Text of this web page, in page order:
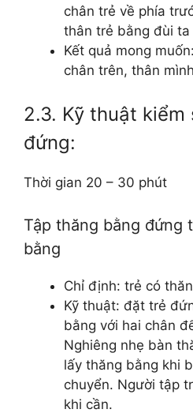
chân trẻ về phía
thân trẻ bằng đùi
Kết quả mong
chân trên, thân
2.3. Kỹ thuật
đứng:
Thời gian 20 – 30 phút
Tập thăng bằng đứng
bằng
Chỉ định: trẻ có
Kỹ thuật: đặt trẻ
bằng với hai chân
Nghiêng nhẹ bàn
lấy thăng bằng khi
chuyển. Người tập
khi cần.